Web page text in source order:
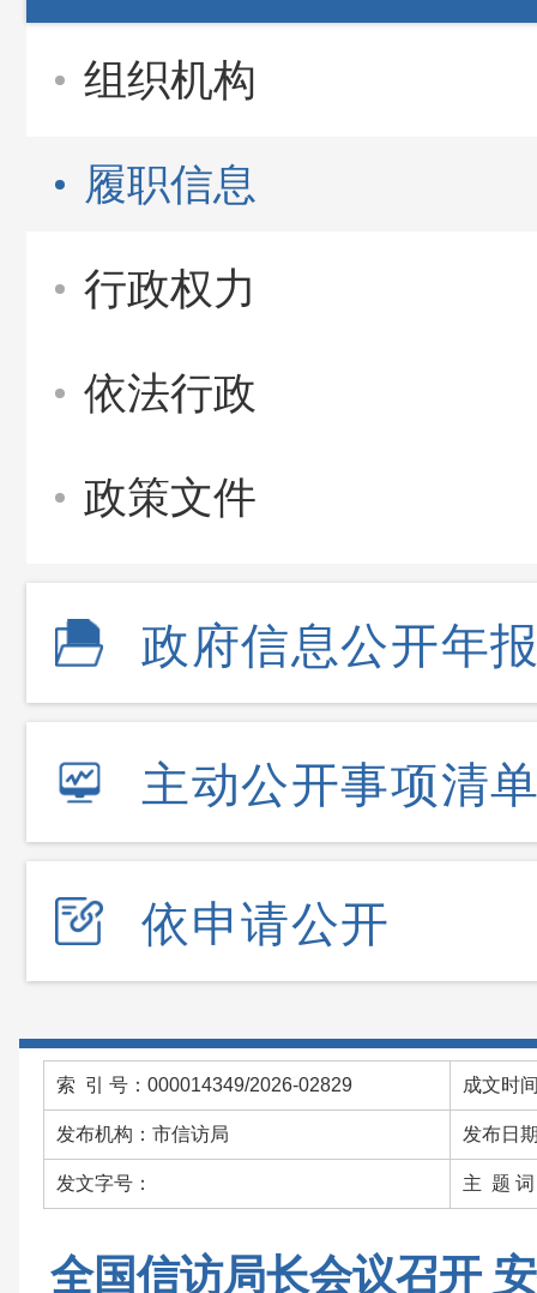
组织机构
履职信息
行政权力
依法行政
政策文件
政府信息公开年
主动公开事项清
依申请公开
索 引 号：000014349/2026-02829 成文时
发布机构：市信访局 发布日
发文字号： 主 题 词
全国信访局长会议召开